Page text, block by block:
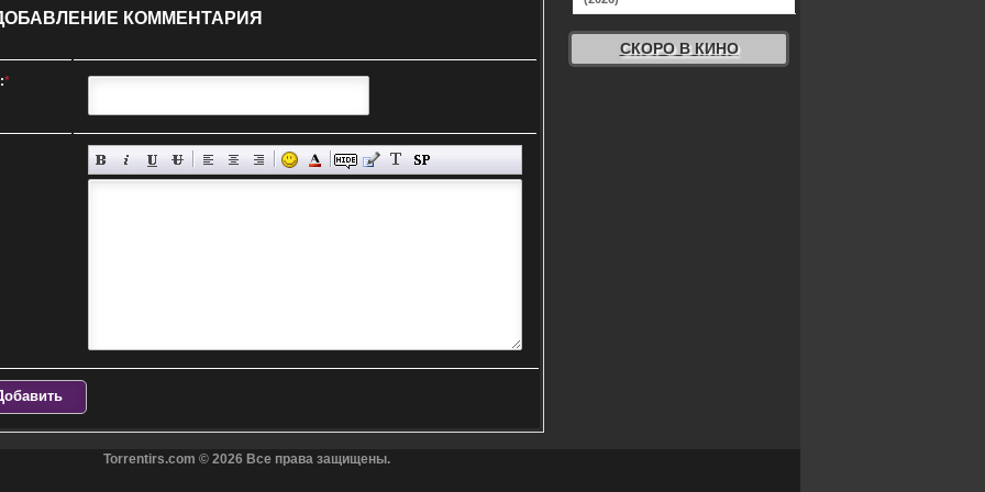
КОММЕНТАРИЯ
*
СКОРО В КИНО
Torrentirs.com © 2026 Все права защищены.